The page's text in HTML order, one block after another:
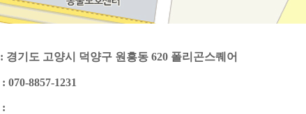
: 경기도 고양시 덕양구 원흥동 620 폴리곤스퀘어
: 070-8857-1231
: